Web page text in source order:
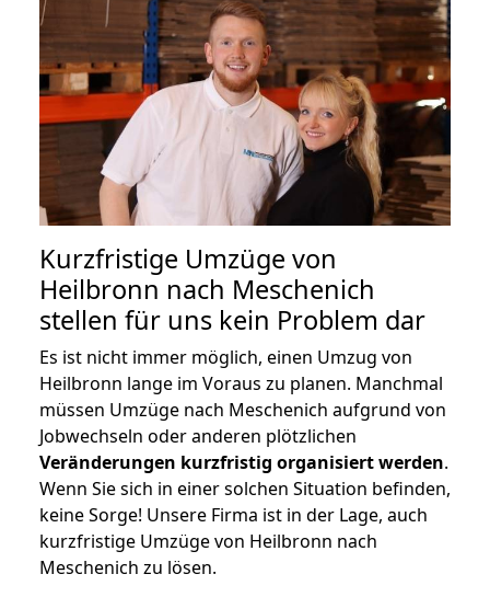
Kurzfristige Umzüge von
Heilbronn nach Meschenich
stellen für uns kein Problem dar
Es ist nicht immer möglich, einen Umzug von
Heilbronn lange im Voraus zu planen. Manchmal
müssen Umzüge nach Meschenich aufgrund von
Jobwechseln oder anderen plötzlichen
Veränderungen kurzfristig organisiert werden.
Wenn Sie sich in einer solchen Situation befinden,
keine Sorge! Unsere Firma ist in der Lage, auch
kurzfristige Umzüge von Heilbronn nach
Meschenich zu lösen.